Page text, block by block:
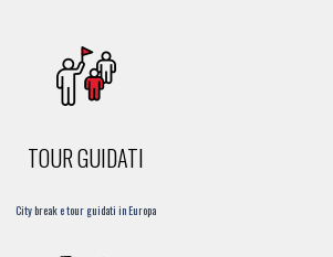
TOUR GUIDATI
City break e tour guidati in Europa